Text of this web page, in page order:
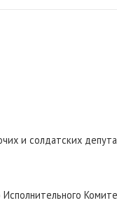
и солдатских